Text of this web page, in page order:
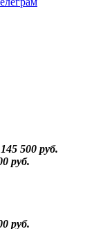
500 руб.
руб.
руб.